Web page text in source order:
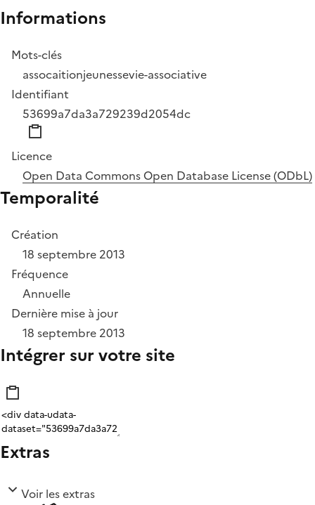
Informations
Mots-clés
assocaitionjeunessevie-associative
Identifiant
53699a7da3a729239d2054dc
Licence
Open Data Commons Open Database License (ODbL)
Temporalité
Création
18 septembre 2013
Fréquence
Annuelle
Dernière mise à jour
18 septembre 2013
Intégrer sur votre site
Extras
Voir les extras